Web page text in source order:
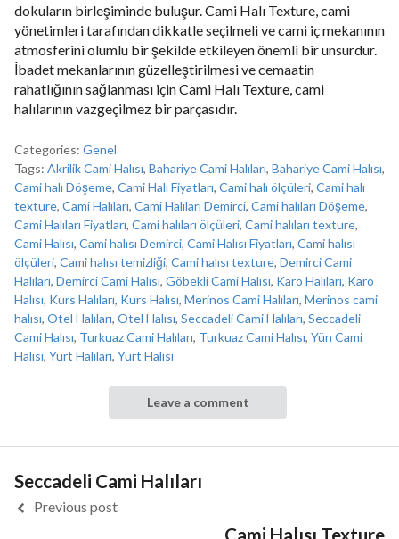
dokuların birleşiminde buluşur. Cami Halı Texture, cami
yönetimleri tarafından dikkatle seçilmeli ve cami iç mekanının
atmosferini olumlu bir şekilde etkileyen önemli bir unsurdur.
İbadet mekanlarının güzelleştirilmesi ve cemaatin
rahatlığının sağlanması için Cami Halı Texture, cami
halılarının vazgeçilmez bir parçasıdır.
Categories: Genel
Tags: Akrilik Cami Halısı, Bahariye Cami Halıları, Bahariye Cami Halısı,
Cami halı Döşeme, Cami Halı Fiyatları, Cami halı ölçüleri, Cami halı
texture, Cami Halıları, Cami Halıları Demirci, Cami halıları Döşeme,
Cami Halıları Fiyatları, Cami halıları ölçüleri, Cami halıları texture,
Cami Halısı, Cami halısı Demirci, Cami Halısı Fiyatları, Cami halısı
ölçüleri, Cami halısı temizliği, Cami halısı texture, Demirci Cami
Halıları, Demirci Cami Halısı, Göbekli Cami Halısı, Karo Halıları, Karo
Halısı, Kurs Halıları, Kurs Halısı, Merinos Cami Halıları, Merinos cami
halısı, Otel Halıları, Otel Halısı, Seccadeli Cami Halıları, Seccadeli
Cami Halısı, Turkuaz Cami Halıları, Turkuaz Cami Halısı, Yün Cami
Halısı, Yurt Halıları, Yurt Halısı
Leave a comment
Seccadeli Cami Halıları
Previous post